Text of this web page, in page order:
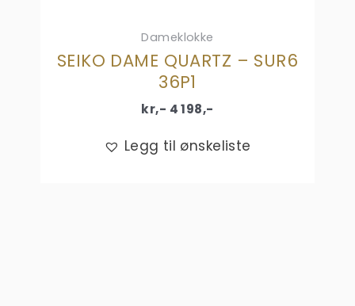
Dameklokke
SEIKO DAME QUARTZ – SUR6
36P1
kr,- 4 198,-
Legg til ønskeliste